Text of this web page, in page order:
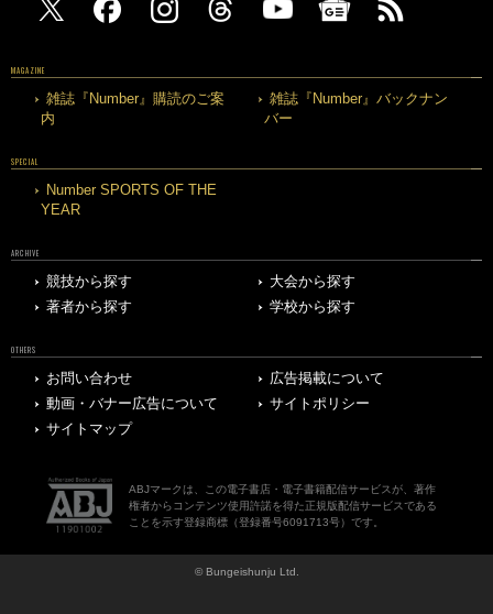
MAGAZINE
雑誌『Number』購読のご案
内
雑誌『Number』バックナン
バー
SPECIAL
Number SPORTS OF THE
YEAR
ARCHIVE
競技から探す
大会から探す
著者から探す
学校から探す
OTHERS
お問い合わせ
広告掲載について
動画・バナー広告について
サイトポリシー
サイトマップ
ABJマークは、この電子書店・電子書籍配信サービスが、著作
権者からコンテンツ使用許諾を得た正規版配信サービスである
ことを示す登録商標（登録番号6091713号）です。
© Bungeishunju Ltd.